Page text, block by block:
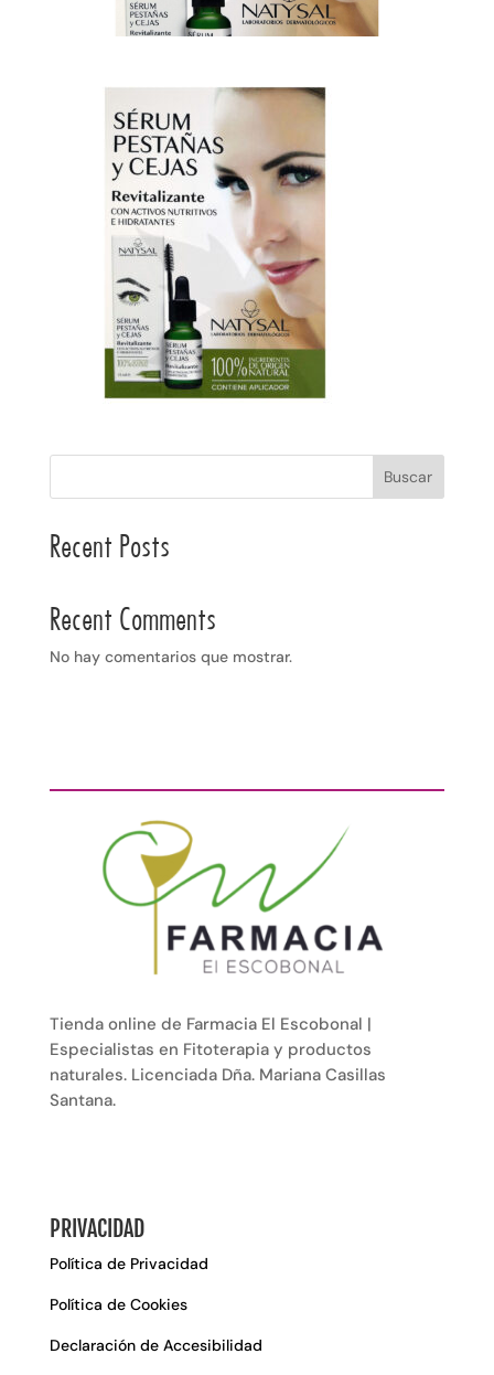
Buscar
Recent Posts
Recent Comments
No hay comentarios que mostrar.
Tienda online de Farmacia El Escobonal |
Especialistas en Fitoterapia y productos
naturales. Licenciada Dña. Mariana Casillas
Santana.
PRIVACIDAD
Política de Privacidad
Política de Cookies
Declaración de Accesibilidad